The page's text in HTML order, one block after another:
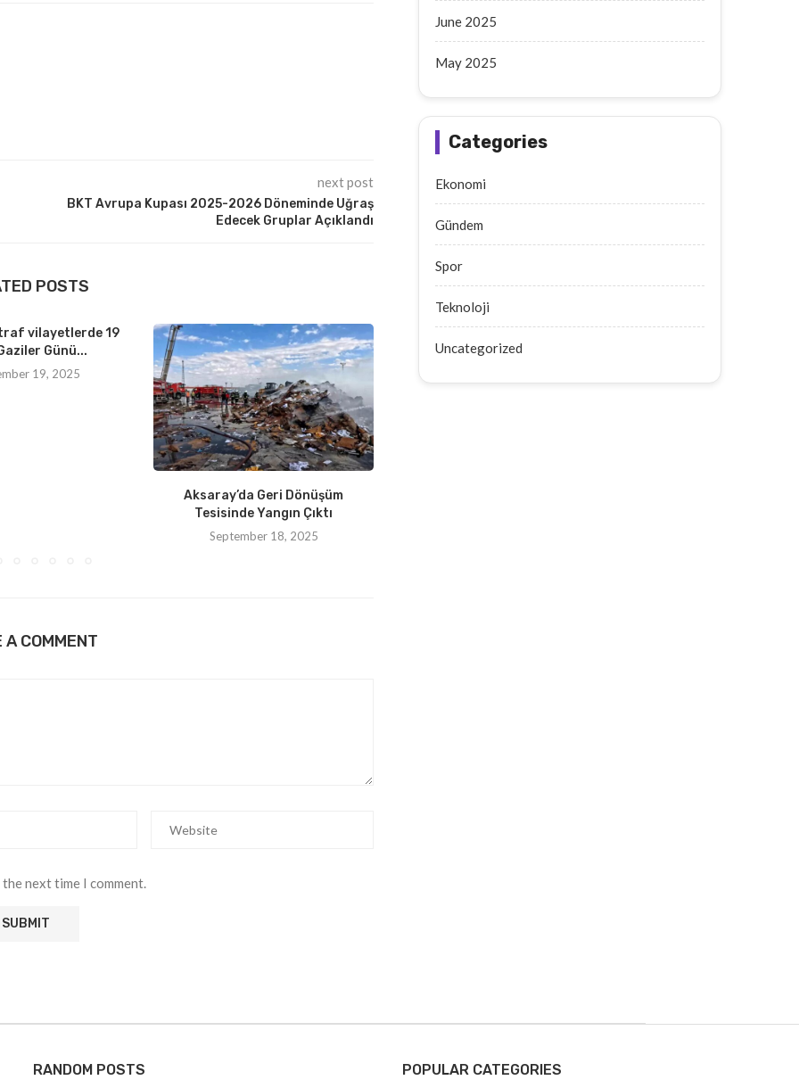
next post
BKT Avrupa Kupası 2025-2026 Döneminde Uğraş
Edecek Gruplar Açıklandı
POSTS
vilayetlerde 19
Günü...
19, 2025
Aksaray’da Geri Dönüşüm
Tesisinde Yangın Çıktı
September 18, 2025
Deposunda Yangın Çıktı
September 17, 2025
A COMMENT
next time I comment.
June 2025
May 2025
Categories
Ekonomi
Gündem
Spor
Teknoloji
Uncategorized
RANDOM POSTS POPULAR CATEGORIES